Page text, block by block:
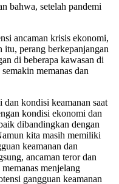
bahwa, setelah pandemi
ancaman krisis ekonomi,
perang berkepanjangan
di beberapa kawasan di
memanas dan
dan kondisi keamanan saat
kondisi ekonomi dan
dibandingkan dengan
kita masih memiliki
keamanan dan
ancaman teror dan
menjelang
gangguan keamanan